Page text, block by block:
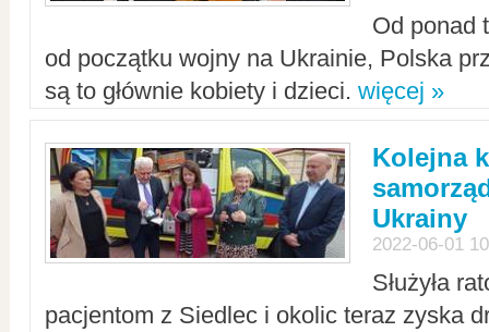
Od ponad
od początku wojny na Ukrainie, Polska
są to głównie kobiety i dzieci. więcej »
Kolejna
Ukrainy
2022-06-01
Służyła
pacjentom z Siedlec i okolic teraz zyska